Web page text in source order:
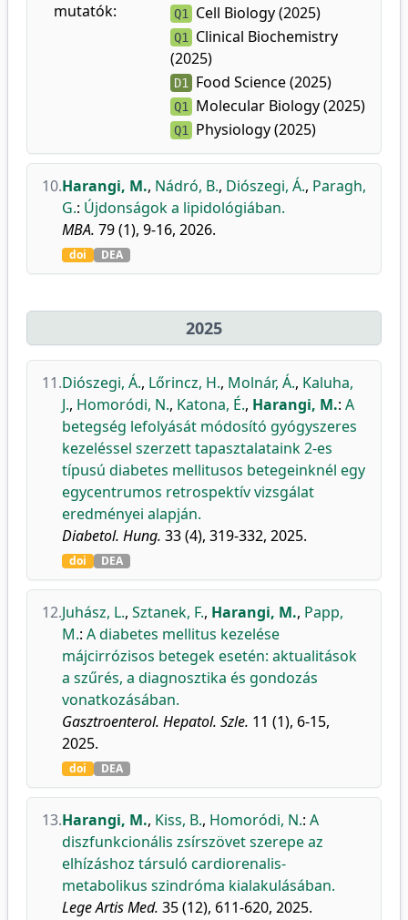
mutatók:
Q1 Cell Biology (2025)
Q1
Clinical Biochemistry
(2025)
D1 Food Science (2025)
Q1 Molecular Biology (2025)
Q1 Physiology (2025)
10.Harangi, M., Nádró, B., Diószegi, Á., Paragh,
G.: Újdonságok a lipidológiában.
MBA. 79 (1), 9-16, 2026.
doi DEA
2025
11.Diószegi, Á., Lőrincz, H., Molnár, Á., Kaluha,
J., Homoródi, N., Katona, É., Harangi, M.: A
betegség lefolyását módosító gyógyszeres
kezeléssel szerzett tapasztalataink 2-es
típusú diabetes mellitusos betegeinknél egy
egycentrumos retrospektív vizsgálat
eredményei alapján.
Diabetol. Hung. 33 (4), 319-332, 2025.
doi DEA
12.Juhász, L., Sztanek, F., Harangi, M., Papp,
M.: A diabetes mellitus kezelése
májcirrózisos betegek esetén: aktualitások
a szűrés, a diagnosztika és gondozás
vonatkozásában.
Gasztroenterol. Hepatol. Szle. 11 (1), 6-15,
2025.
doi DEA
13.Harangi, M., Kiss, B., Homoródi, N.: A
diszfunkcionális zsírszövet szerepe az
elhízáshoz társuló cardiorenalis-
metabolikus szindróma kialakulásában.
Lege Artis Med. 35 (12), 611-620, 2025.